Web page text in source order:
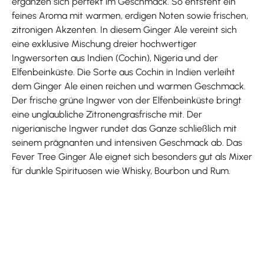
feines Aroma mit warmen, erdigen Noten sowie frischen,
zitronigen Akzenten. In diesem Ginger Ale vereint sich
eine exklusive Mischung dreier hochwertiger
Ingwersorten aus Indien (Cochin), Nigeria und der
Elfenbeinküste. Die Sorte aus Cochin in Indien verleiht
dem Ginger Ale einen reichen und warmen Geschmack.
Der frische grüne Ingwer von der Elfenbeinküste bringt
eine unglaubliche Zitronengrasfrische mit. Der
nigerianische Ingwer rundet das Ganze schließlich mit
seinem prägnanten und intensiven Geschmack ab. Das
Fever Tree Ginger Ale eignet sich besonders gut als Mixer
für dunkle Spirituosen wie Whisky, Bourbon und Rum.